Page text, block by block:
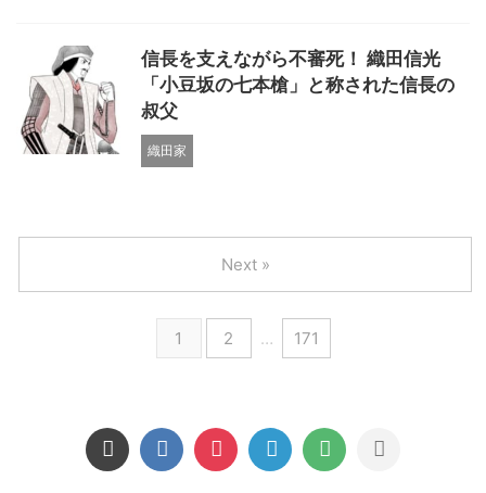
信長を支えながら不審死！ 織田信光
「小豆坂の七本槍」と称された信長の
叔父
織田家
1 2 … 171
Next »